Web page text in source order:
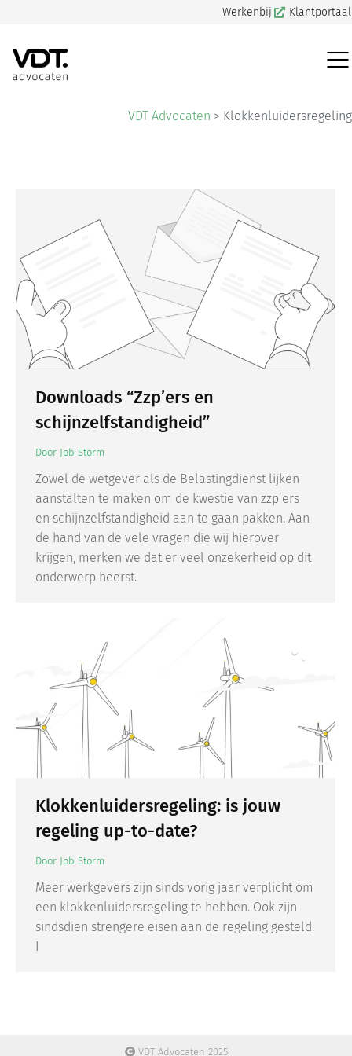
Werkenbij Klantportaal
VDT Advocaten > Klokkenluidersregeling
Downloads “Zzp’ers en
schijnzelfstandigheid”
Door Job Storm
Zowel de wetgever als de Belastingdienst lijken
aanstalten te maken om de kwestie van zzp’ers
en schijnzelfstandigheid aan te gaan pakken. Aan
de hand van de vele vragen die wij hierover
krijgen, merken we dat er veel onzekerheid op dit
onderwerp heerst.
Klokkenluidersregeling: is jouw
regeling up-to-date?
Door Job Storm
Meer werkgevers zijn sinds vorig jaar verplicht om
een klokkenluidersregeling te hebben. Ook zijn
sindsdien strengere eisen aan de regeling gesteld.
I
VDT Advocaten 2025